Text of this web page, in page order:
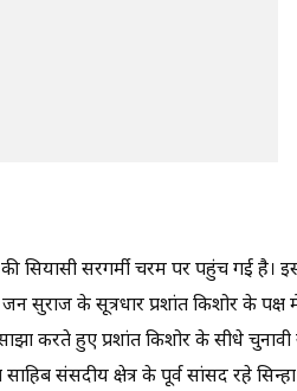
सियासी सरगर्मी चरम पर पहुंच गई है।
सुराज के सूत्रधार प्रशांत किशोर के
करते हुए प्रशांत किशोर के सीधे
संसदीय क्षेत्र के पूर्व सांसद रहे